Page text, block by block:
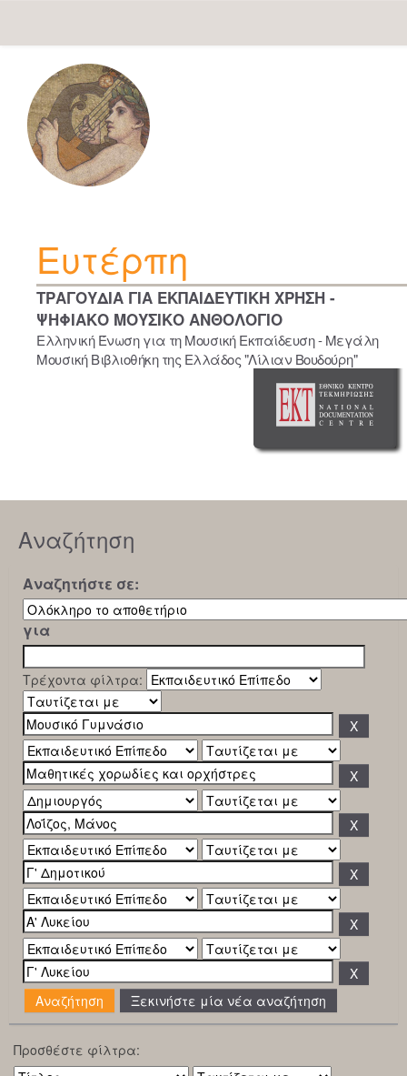
navigation
Ευτέρπη
ΤΡΑΓΟΥΔΙΑ ΓΙΑ ΕΚΠΑΙΔΕΥΤΙΚΗ ΧΡΗΣΗ -
ΨΗΦΙΑΚΟ ΜΟΥΣΙΚΟ ΑΝΘΟΛΟΓΙΟ
Ελληνική Ένωση για τη Μουσική Εκπαίδευση - Μεγάλη
Μουσική Βιβλιοθήκη της Ελλάδος "Λίλιαν Βουδούρη"
Αναζήτηση
Αναζητήστε σε:
για
Τρέχοντα φίλτρα:
Ξεκινήστε μία νέα αναζήτηση
Προσθέστε φίλτρα: